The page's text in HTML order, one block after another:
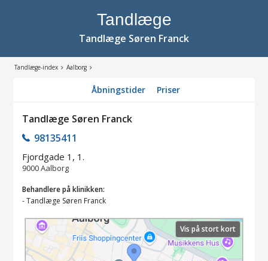
Tandlæge
Tandlæge Søren Franck
Tandlæge-index Aalborg
Åbningstider Priser
Tandlæge Søren Franck
98135411
Fjordgade 1, 1.
9000Aalborg
Behandlere på klinikken:
-Tandlæge Søren Franck
Vis på stort kort